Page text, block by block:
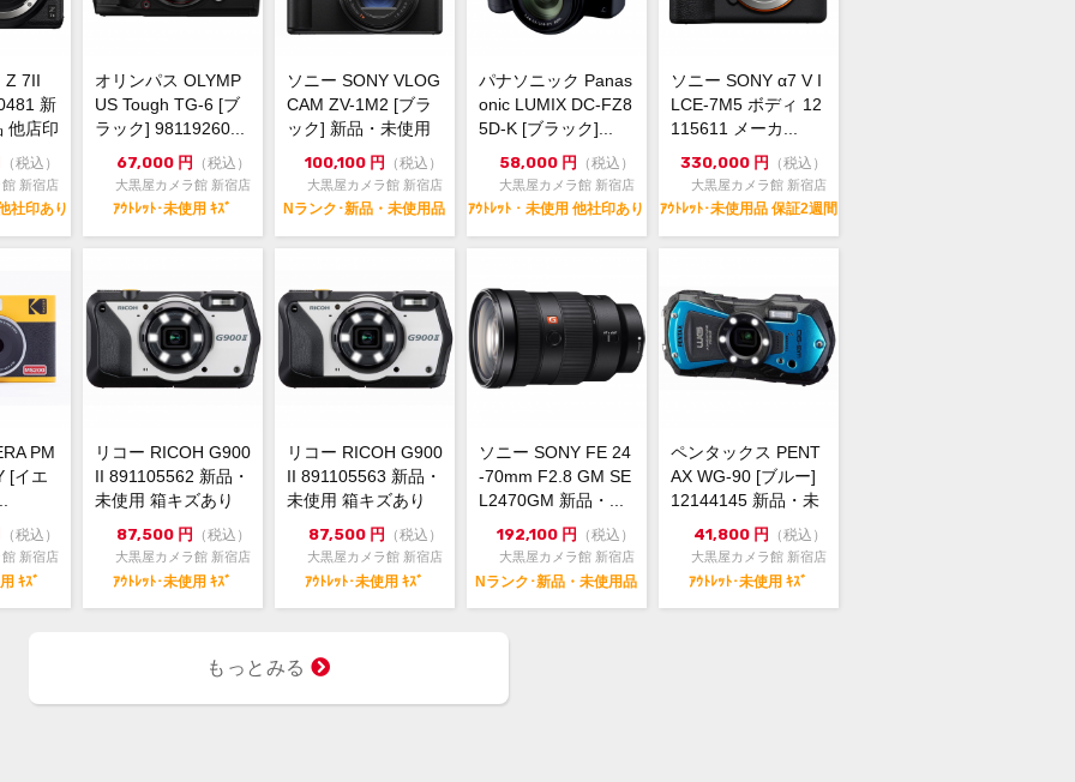
Z 7II
新
他店印
（税込）
新宿店
社印あり
オリンパス OLYMP
US Tough TG-6 [ブ
ラック] 98119260...
67,000 円 （税込）
大黒屋カメラ館 新宿店
ｱｳﾄﾚｯﾄ･未使用 ｷｽﾞ
ソニー SONY VLOG
CAM ZV-1M2 [ブラ
ック] 新品・未使用
100,100 円 （税込）
大黒屋カメラ館 新宿店
Nランク･新品・未使用品
パナソニック Panas
onic LUMIX DC-FZ8
5D-K [ブラック]...
58,000 円 （税込）
大黒屋カメラ館 新宿店
ｱｳﾄﾚｯﾄ・未使用 他社印あり
ソニー SONY α7 V I
LCE-7M5 ボディ 12
115611 メーカ...
330,000 円 （税込）
大黒屋カメラ館 新宿店
ｱｳﾄﾚｯﾄ･未使用品 保証2週間
PM
[イエ
（税込）
新宿店
ｷｽﾞ
リコー RICOH G900
II 891105562 新品・
未使用 箱キズあり
87,500 円 （税込）
大黒屋カメラ館 新宿店
ｱｳﾄﾚｯﾄ･未使用 ｷｽﾞ
リコー RICOH G900
II 891105563 新品・
未使用 箱キズあり
87,500 円 （税込）
大黒屋カメラ館 新宿店
ｱｳﾄﾚｯﾄ･未使用 ｷｽﾞ
ソニー SONY FE 24
-70mm F2.8 GM SE
L2470GM 新品・...
192,100 円 （税込）
大黒屋カメラ館 新宿店
Nランク･新品・未使用品
ペンタックス PENT
AX WG-90 [ブルー]
12144145 新品・未
使用...
41,800 円 （税込）
大黒屋カメラ館 新宿店
ｱｳﾄﾚｯﾄ･未使用 ｷｽﾞ
もっとみる